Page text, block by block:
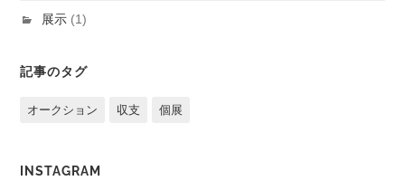
展示 (1)
記事のタグ
オークション 収支 個展
INSTAGRAM